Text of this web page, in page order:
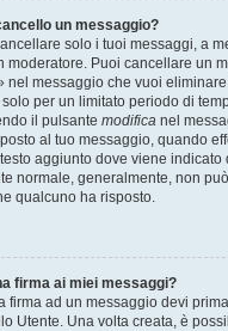
un messaggio?
solo i tuoi messaggi, a
moderatore. Puoi cancellare un
nel messaggio che vuoi
per un limitato periodo di
il pulsante modifica nel
al tuo messaggio, quando
aggiunto dove viene indicato
normale, generalmente, non
qualcuno ha risposto.
firma ai miei messaggi?
firma ad un messaggio devi
Utente. Una volta creata, è